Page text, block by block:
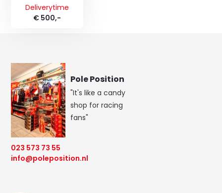
Deliverytime
€ 500,-
Pole Position
"It's like a candy
shop for racing
fans"
023 573 73 55
info@poleposition.nl